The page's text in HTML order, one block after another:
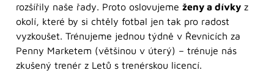
rozšířily naše řady. Proto oslovujeme ženy a dívky z
okolí, které by si chtěly fotbal jen tak pro radost
vyzkoušet. Trénujeme jednou týdně v Řevnicích za
Penny Marketem (většinou v úterý) – trénuje nás
zkušený trenér z Letů s trenérskou licencí.